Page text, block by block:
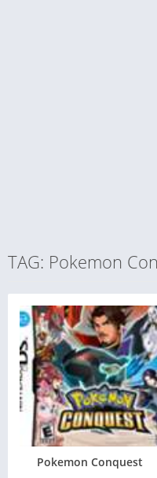
TAG: Pokemon
Pokemon Conquest